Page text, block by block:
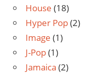
House (18)
Hyper Pop(2)
Image (1)
J-Pop(1)
Jamaica (2)